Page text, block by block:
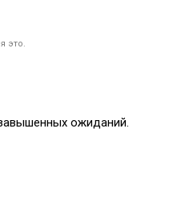
это.
ожиданий.